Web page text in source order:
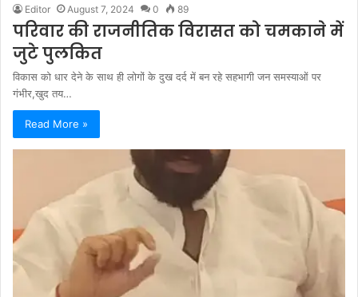
Editor August 7, 2024 0 89
परिवार की राजनीतिक विरासत को चमकाने में
जुटे पुलकित
विकास को धार देने के साथ ही लोगों के दुख दर्द में बन रहे सहभागी जन समस्याओं पर
गंभीर,खुद तय…
Read More »